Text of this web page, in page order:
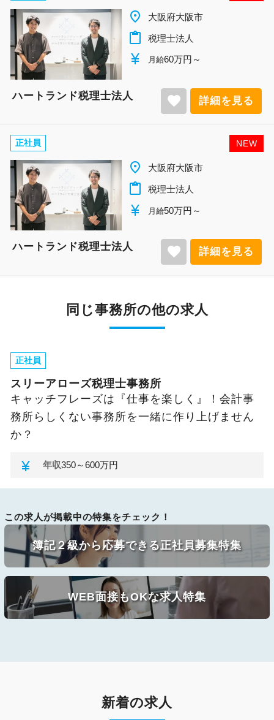
place 大阪府大阪市
content_paste 税理士法人
currency_yen 月給60万円～
ハートランド税理士法人 favorite 詳細を見る
NEW
正社員
place 大阪府大阪市
content_paste 税理士法人
currency_yen 月給50万円～
ハートランド税理士法人 favorite 詳細を見る
同じ事務所の他の求人
正社員
スリーアローズ税理士事務所
キャッチフレーズは『仕事を楽しく』！会計事
務所らしくない事務所を一緒に作り上げません
か？
currency_yen 年収350～600万円
この求人が掲載中の特集をチェック！
簿記２級から応募できる正社員募集特集
WEB面接もOKな求人特集
新着の求人